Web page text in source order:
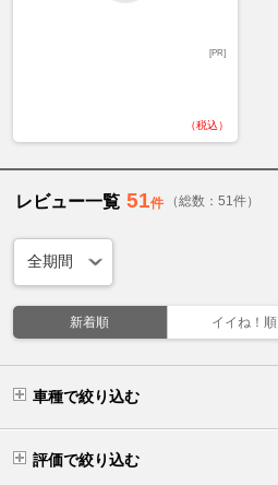
[PR]
（税込）
レビュー一覧 51件 （総数：51件）
新着順 イイね！順
車種で絞り込む
評価で絞り込む